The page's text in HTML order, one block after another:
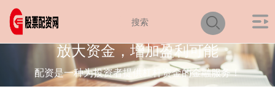
放大资金，增加盈利可能
配资是一种为投资者提供杠杆资金的金融服务！